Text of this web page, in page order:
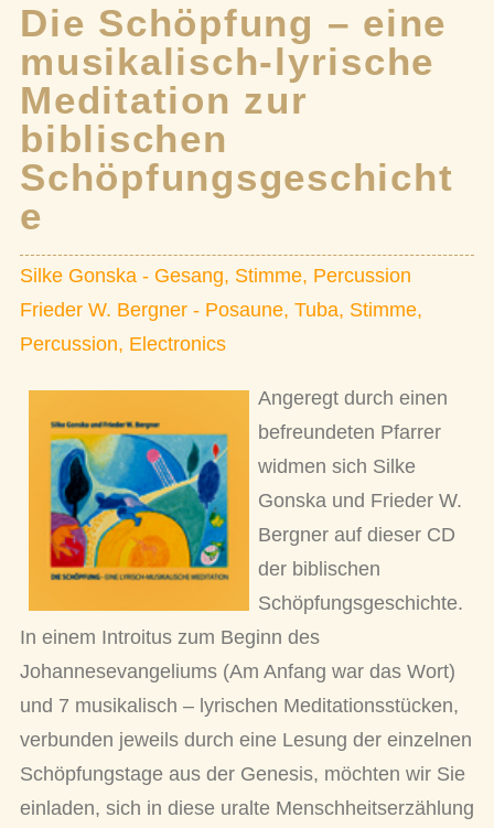
Die Schöpfung – eine
musikalisch-lyrische
Meditation zur
biblischen
Schöpfungsgeschicht
e
Silke Gonska - Gesang, Stimme, Percussion
Frieder W. Bergner - Posaune, Tuba, Stimme,
Percussion, Electronics
Angeregt durch einen
befreundeten Pfarrer
widmen sich Silke
Gonska und Frieder W.
Bergner auf dieser CD
der biblischen
Schöpfungsgeschichte.
In einem Introitus zum Beginn des
Johannesevangeliums (Am Anfang war das Wort)
und 7 musikalisch – lyrischen Meditationsstücken,
verbunden jeweils durch eine Lesung der einzelnen
Schöpfungstage aus der Genesis, möchten wir Sie
einladen, sich in diese uralte Menschheitserzählung